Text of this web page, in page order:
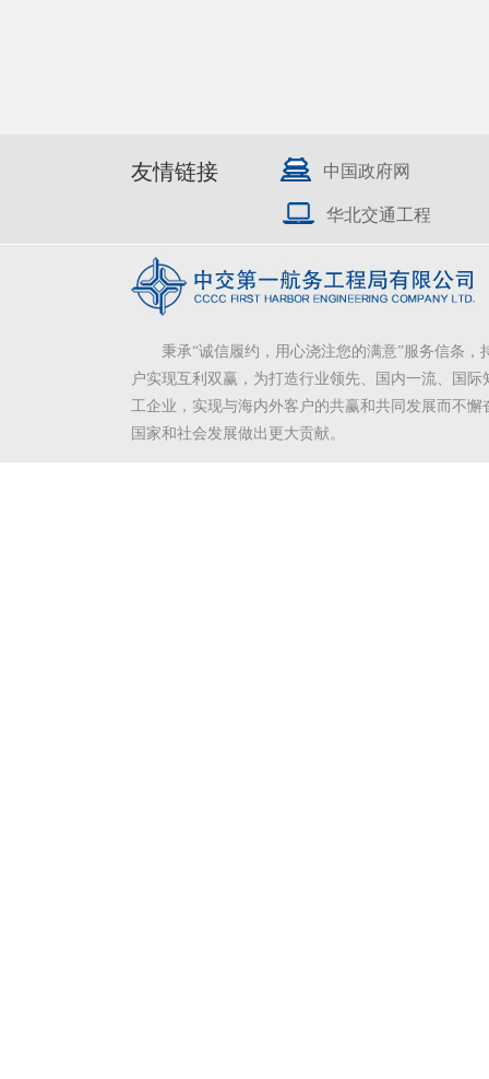
友情链接 中国政府网
华北交通工程
秉承“诚信履约，用心浇注您的满意”服务信条，
户实现互利双赢，为打造行业领先、国内一流、国际
工企业，实现与海内外客户的共赢和共同发展而不懈
国家和社会发展做出更大贡献。